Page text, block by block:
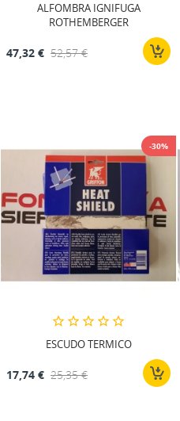
ALFOMBRA IGNIFUGA
ROTHEMBERGER
47,32 € 52,57 €
-30%
ESCUDO TERMICO
17,74 € 25,35 €